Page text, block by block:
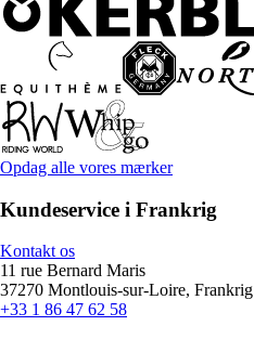
Opdag alle vores mærker
Kundeservice i Frankrig
Kontakt os
11 rue Bernard Maris
37270 Montlouis-sur-Loire, Frankrig
+33 1 86 47 62 58